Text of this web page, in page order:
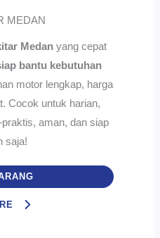
MEDAN
Medan yang cepat
bantu kebutuhan
motor lengkap, harga
Cocok untuk harian,
aman, dan siap
saja!